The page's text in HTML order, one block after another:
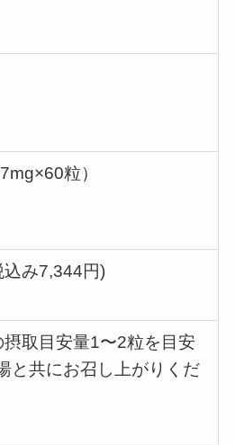
粒）
み7,344円)
取目安量1〜2粒を目安
と共にお召し上がりくだ